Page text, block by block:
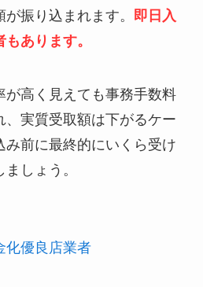
振り込まれます。 即日入
あります。
が高く見えても事務手数料
、実質受取額は下がるケー
み前に最終的にいくら受け
しょう。
化優良店業者